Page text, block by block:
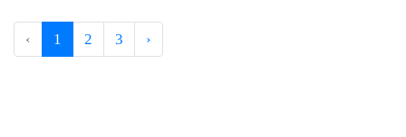
‹ 1 2 3 ›